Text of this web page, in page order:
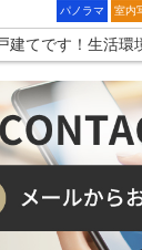
パノラマ 室内
建てです！生活環